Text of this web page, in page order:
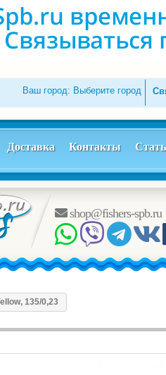
Ваш город: Выберите город
Доставка Контакты
shop@fishers-spb.ru
135/0,23